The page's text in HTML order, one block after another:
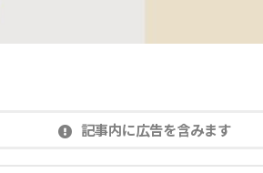
記事内に広告を含みます